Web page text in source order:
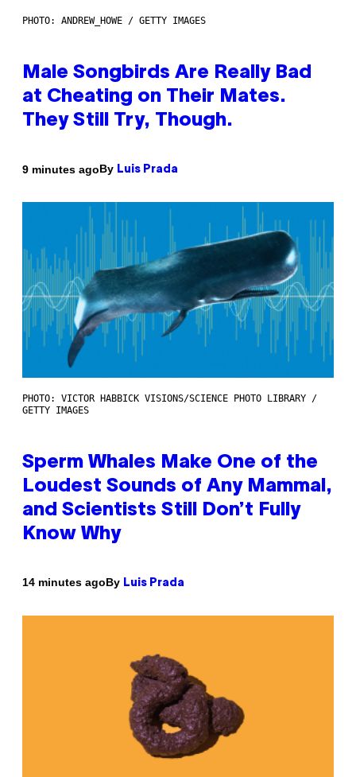
PHOTO: ANDREW_HOWE / GETTY IMAGES
Male Songbirds Are Really Bad
at Cheating on Their Mates.
They Still Try, Though.
9 minutes agoBy Luis Prada
PHOTO: VICTOR HABBICK VISIONS/SCIENCE PHOTO LIBRARY /
GETTY IMAGES
Sperm Whales Make One of the
Loudest Sounds of Any Mammal,
and Scientists Still Don’t Fully
Know Why
14 minutes agoBy Luis Prada